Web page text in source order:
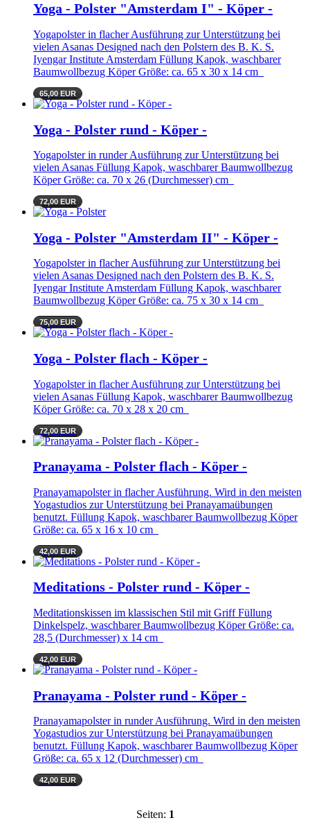
Yoga - Polster "Amsterdam I" - Köper -
Yogapolster in flacher Ausführung zur Unterstützung bei
vielen Asanas Designed nach den Polstern des B. K. S.
Iyengar Institute Amsterdam Füllung Kapok, waschbarer
Baumwollbezug Köper Größe: ca. 65 x 30 x 14 cm
65,00 EUR
Yoga - Polster rund - Köper -
Yogapolster in runder Ausführung zur Unterstützung bei
vielen Asanas Füllung Kapok, waschbarer Baumwollbezug
Köper Größe: ca. 70 x 26 (Durchmesser) cm
72,00 EUR
Yoga - Polster "Amsterdam II" - Köper -
Yogapolster in flacher Ausführung zur Unterstützung bei
vielen Asanas Designed nach den Polstern des B. K. S.
Iyengar Institute Amsterdam Füllung Kapok, waschbarer
Baumwollbezug Köper Größe: ca. 75 x 30 x 14 cm
75,00 EUR
Yoga - Polster flach - Köper -
Yogapolster in flacher Ausführung zur Unterstützung bei
vielen Asanas Füllung Kapok, waschbarer Baumwollbezug
Köper Größe: ca. 70 x 28 x 20 cm
72,00 EUR
Pranayama - Polster flach - Köper -
Pranayamapolster in flacher Ausführung. Wird in den meisten
Yogastudios zur Unterstützung bei Pranayamaübungen
benutzt. Füllung Kapok, waschbarer Baumwollbezug Köper
Größe: ca. 65 x 16 x 10 cm
42,00 EUR
Meditations - Polster rund - Köper -
Meditationskissen im klassischen Stil mit Griff Füllung
Dinkelspelz, waschbarer Baumwollbezug Köper Größe: ca.
28,5 (Durchmesser) x 14 cm
42,00 EUR
Pranayama - Polster rund - Köper -
Pranayamapolster in runder Ausführung. Wird in den meisten
Yogastudios zur Unterstützung bei Pranayamaübungen
benutzt. Füllung Kapok, waschbarer Baumwollbezug Köper
Größe: ca. 65 x 12 (Durchmesser) cm
42,00 EUR
Seiten: 1